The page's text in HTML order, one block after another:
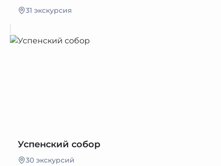
31 экскурсия
Успенский собор
30 экскурсий